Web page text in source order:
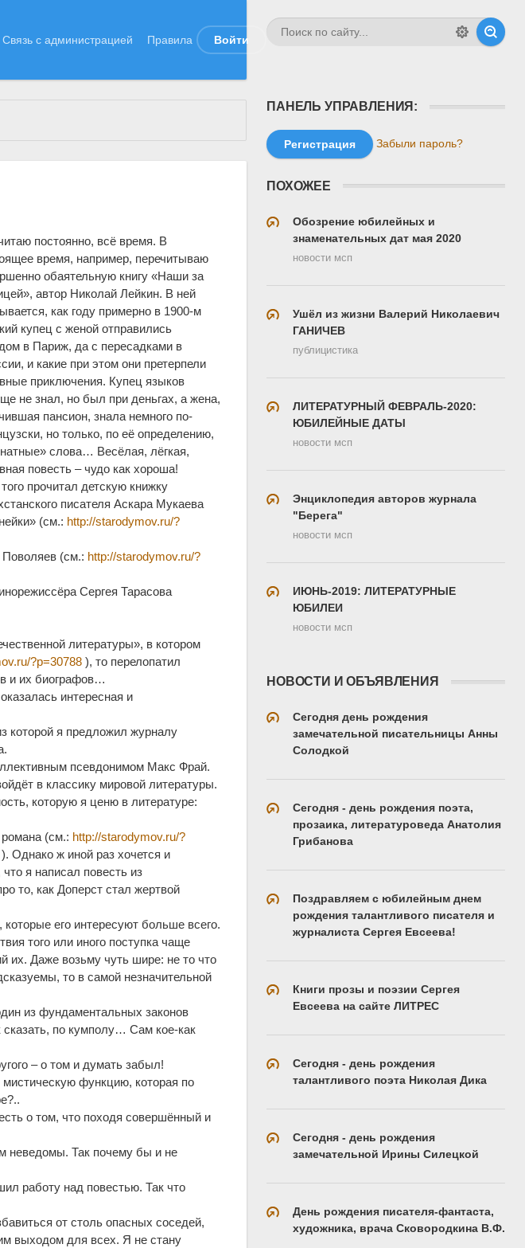
Связь с администрацией Правила Войти
постоянно, всё время. В
время, например, перечитываю
обаятельную книгу «Наши за
автор Николай Лейкин. В ней
как году примерно в 1900-м
купец с женой отправились
в Париж, да с пересадками в
и какие при этом они претерпели
приключения. Купец языков
не знал, но был при деньгах, а жена,
пансион, знала немного по-
но только, по её определению,
слова… Весёлая, лёгкая,
повесть – чудо как хороша!
прочитал детскую книжку
писателя Аскара Мукаева
(см.: http://starodymov.ru/?
(см.: http://starodymov.ru/?
Сергея Тарасова
литературы», в котором
?p=30788 ), то перелопатил
и их биографов…
интересная и
которой я предложил журналу
псевдонимом Макс Фрай.
в классику мировой литературы.
которую я ценю в литературе:
романа (см.: http://starodymov.ru/?
). Однако ж иной раз хочется и
я написал повесть из
то, как Доперст стал жертвой
его интересуют больше всего.
того или иного поступка чаще
их. Даже возьму чуть шире: не то что
то в самой незначительной
из фундаментальных законов
сказать, по кумполу… Сам кое-как
– о том и думать забыл!
функцию, которая по
о том, что походя совершённый и
неведомы. Так почему бы и не
работу над повестью. Так что
от столь опасных соседей,
выходом для всех. Я не стану
ПАНЕЛЬ УПРАВЛЕНИЯ:
Регистрация Забыли пароль?
ПОХОЖЕЕ
Обозрение юбилейных и
знаменательных дат мая 2020
новости мсп
Ушёл из жизни Валерий Николаевич
ГАНИЧЕВ
публицистика
ЛИТЕРАТУРНЫЙ ФЕВРАЛЬ-2020:
ЮБИЛЕЙНЫЕ ДАТЫ
новости мсп
Энциклопедия авторов журнала
"Берега"
новости мсп
ИЮНЬ-2019: ЛИТЕРАТУРНЫЕ
ЮБИЛЕИ
новости мсп
НОВОСТИ И ОБЪЯВЛЕНИЯ
Сегодня день рождения
замечательной писательницы Анны
Солодкой
Сегодня - день рождения поэта,
прозаика, литературоведа Анатолия
Грибанова
Поздравляем с юбилейным днем
рождения талантливого писателя и
журналиста Сергея Евсеева!
Книги прозы и поэзии Сергея
Евсеева на сайте ЛИТРЕС
Сегодня - день рождения
талантливого поэта Николая Дика
Сегодня - день рождения
замечательной Ирины Силецкой
День рождения писателя-фантаста,
художника, врача Сковородкина В.Ф.